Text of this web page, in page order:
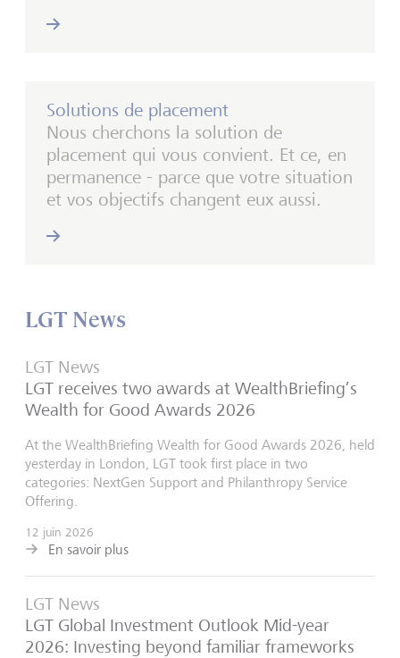
Solutions de placement
Nous cherchons la solution de
placement qui vous convient. Et ce, en
permanence - parce que votre situation
et vos objectifs changent eux aussi.
LGT News
LGT News
LGT receives two awards at WealthBriefing’s
Wealth for Good Awards 2026
At the WealthBriefing Wealth for Good Awards 2026, held
yesterday in London, LGT took first place in two
categories: NextGen Support and Philanthropy Service
Offering.
12 juin 2026
En savoir plus
LGT News
LGT Global Investment Outlook Mid-year
2026: Investing beyond familiar frameworks